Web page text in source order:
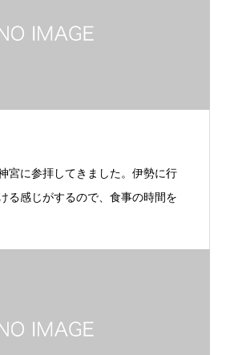
宮に参拝してきました。伊勢に行
る感じがするので、食事の時間を